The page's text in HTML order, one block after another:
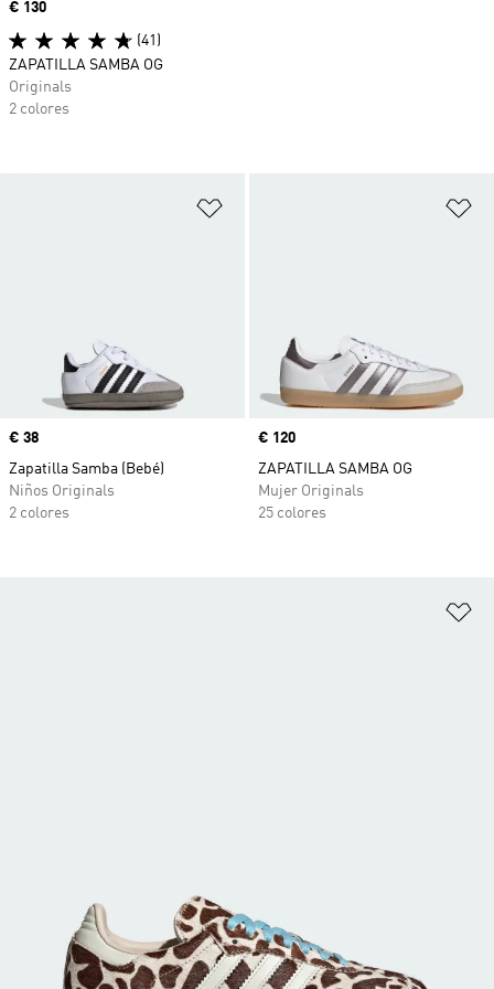
Precio
€ 38
Zapatilla Samba (Bebé)
Niños Originals
2 colores
Precio
€ 120
ZAPATILLA SAMBA OG
Mujer Originals
25 colores
Precio
€ 130
(41)
ZAPATILLA SAMBA OG
Originals
2 colores